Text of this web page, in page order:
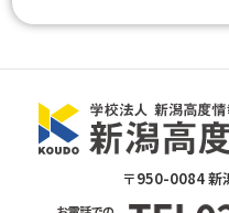
〒950-0084 新